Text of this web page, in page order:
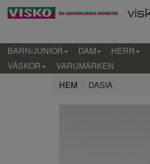
BARN/JUNIOR DAM HERR
VÄSKOR
VARUMÄRKEN
HEM
DASIA